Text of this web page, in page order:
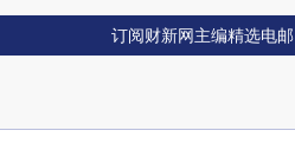
订阅财新网主编精选电邮